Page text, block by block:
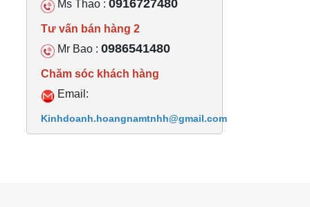
Ms Thao : 0916727480
Tư vấn bán hàng 2
Mr Bao : 0986541480
Chăm sóc khách hàng
Email:
Kinhdoanh.hoangnamtnhh@gmail.com